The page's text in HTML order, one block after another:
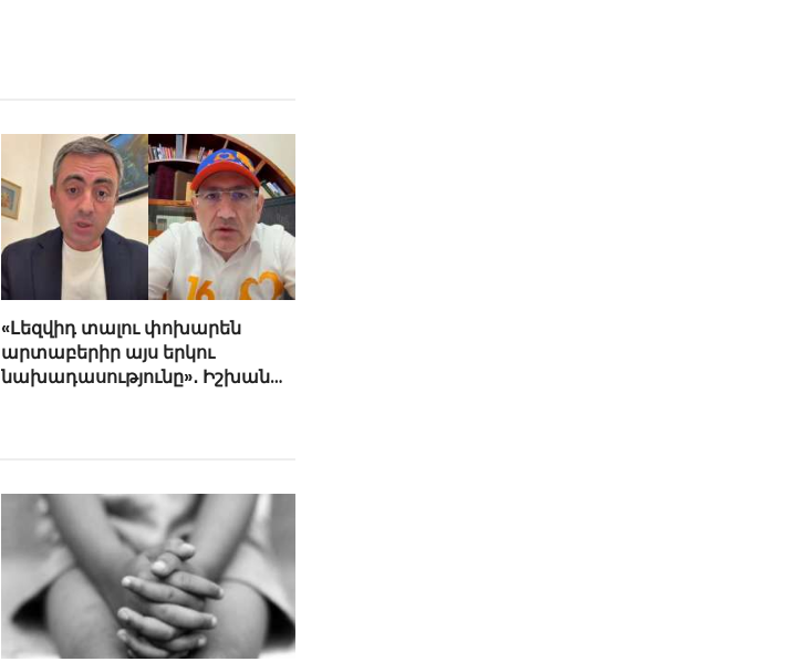
«Լեզվիդ տալու փոխարեն
արտաբերիր այս երկու